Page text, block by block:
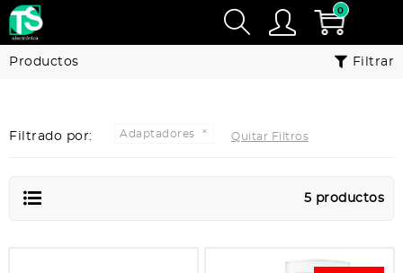
0
Productos Filtrar
Filtrado por: Adaptadores Quitar Filtros
5 productos